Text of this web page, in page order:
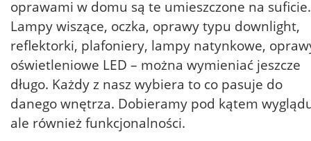
oprawami w domu są te umieszczone na suficie.
Lampy wiszące, oczka, oprawy typu downlight,
reflektorki, plafoniery, lampy natynkowe,
oświetleniowe LED – można wymieniać jeszcze
długo. Każdy z nasz wybiera to co pasuje do
danego wnętrza. Dobieramy pod kątem
ale również funkcjonalności.